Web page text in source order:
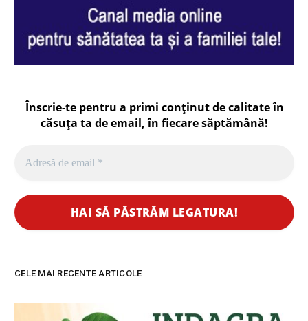
Înscrie-te pentru a primi conținut de calitate în
căsuța ta de email, în fiecaresăptămână!
CELE MAI RECENTE ARTICOLE